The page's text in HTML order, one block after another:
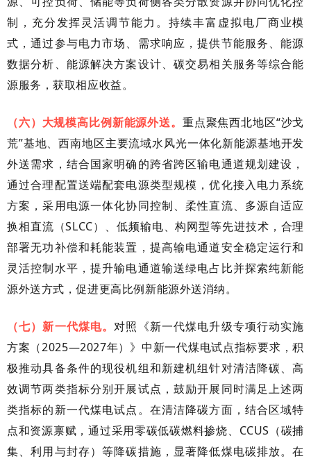
制，充分发挥灵活调节能力。持续丰富虚拟电厂商业模
式，通过参与电力市场、需求响应，提供节能服务、能源
数据分析、能源解决方案设计、碳交易相关服务等综合能
源服务，获取相应收益。
（六）大规模高比例新能源外送。 重点聚焦西北地区“沙戈
荒”基地、西南地区主要流域水风光一体化新能源基地开发
外送需求，结合国家明确的跨省跨区输电通道规划建设，
通过合理配置送端配套电源类型规模，优化接入电力系统
方案，采用电源一体化协同控制、柔性直流、多源自适应
换相直流（SLCC）、低频输电、构网型等先进技术，合理
部署无功补偿和耗能装置，提高输电通道安全稳定运行和
灵活控制水平，提升输电通道输送绿电占比并探索纯新能
源外送方式，促进更高比例新能源外送消纳。
（七）新一代煤电。对照《新一代煤电升级专项行动实施
方案（2025—2027年）》中新一代煤电试点指标要求，积
极推动具备条件的现役机组和新建机组针对清洁降碳、高
效调节两类指标分别开展试点，鼓励开展同时满足上述两
类指标的新一代煤电试点。在清洁降碳方面，结合区域特
点和资源禀赋，通过采用零碳低碳燃料掺烧、CCUS（碳捕
集、利用与封存）等降碳措施，显著降低煤电碳排放。在